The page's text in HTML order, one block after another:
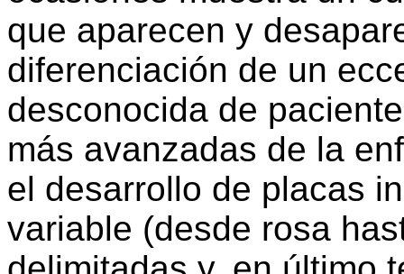
que aparecen y
diferenciación de un
desconocida de
más avanzadas de la
el desarrollo de placas
variable (desde rosa